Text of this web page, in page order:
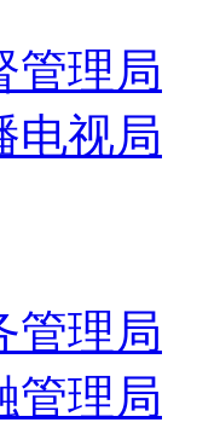
管理局
电视局
管理局
管理局